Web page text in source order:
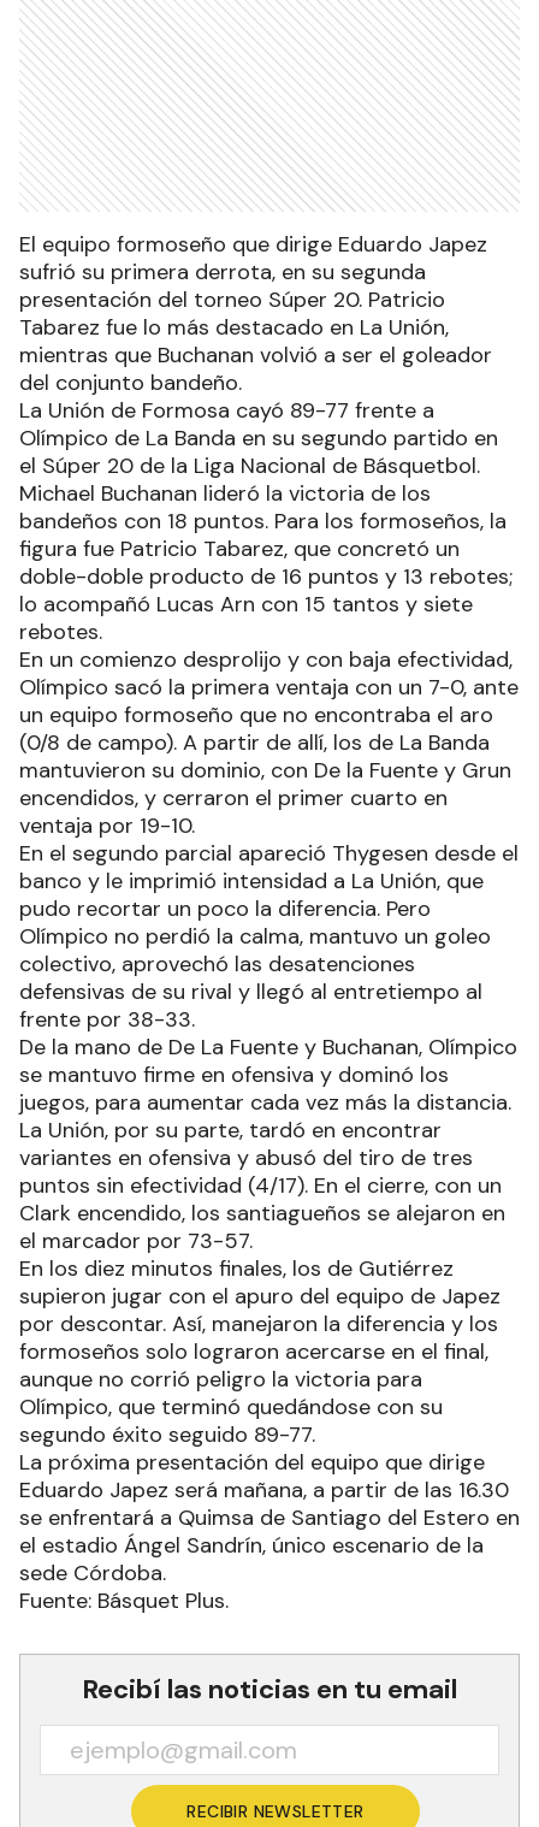
El equipo formoseño que dirige Eduardo Japez
sufrió su primera derrota, en su segunda
presentación del torneo Súper 20. Patricio
Tabarez fue lo más destacado en La Unión,
mientras que Buchanan volvió a ser el goleador
del conjunto bandeño.
La Unión de Formosa cayó 89-77 frente a
Olímpico de La Banda en su segundo partido en
el Súper 20 de la Liga Nacional de Básquetbol.
Michael Buchanan lideró la victoria de los
bandeños con 18 puntos. Para los formoseños, la
figura fue Patricio Tabarez, que concretó un
doble-doble producto de 16 puntos y 13 rebotes;
lo acompañó Lucas Arn con 15 tantos y siete
rebotes.
En un comienzo desprolijo y con baja efectividad,
Olímpico sacó la primera ventaja con un 7-0, ante
un equipo formoseño que no encontraba el aro
(0/8 de campo). A partir de allí, los de La Banda
mantuvieron su dominio, con De la Fuente y Grun
encendidos, y cerraron el primer cuarto en
ventaja por 19-10.
En el segundo parcial apareció Thygesen desde el
banco y le imprimió intensidad a La Unión, que
pudo recortar un poco la diferencia. Pero
Olímpico no perdió la calma, mantuvo un goleo
colectivo, aprovechó las desatenciones
defensivas de su rival y llegó al entretiempo al
frente por 38-33.
De la mano de De La Fuente y Buchanan, Olímpico
se mantuvo firme en ofensiva y dominó los
juegos, para aumentar cada vez más la distancia.
La Unión, por su parte, tardó en encontrar
variantes en ofensiva y abusó del tiro de tres
puntos sin efectividad (4/17). En el cierre, con un
Clark encendido, los santiagueños se alejaron en
el marcador por 73-57.
En los diez minutos finales, los de Gutiérrez
supieron jugar con el apuro del equipo de Japez
por descontar. Así, manejaron la diferencia y los
formoseños solo lograron acercarse en el final,
aunque no corrió peligro la victoria para
Olímpico, que terminó quedándose con su
segundo éxito seguido 89-77.
La próxima presentación del equipo que dirige
Eduardo Japez será mañana, a partir de las 16.30
se enfrentará a Quimsa de Santiago del Estero en
el estadio Ángel Sandrín, único escenario de la
sede Córdoba.
Fuente: Básquet Plus.
Recibí las noticias en tu email
RECIBIR NEWSLETTER